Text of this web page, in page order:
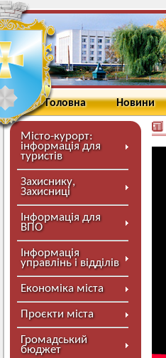
Головна Новини
Місто-курорт:
інформація для
туристів
Захиснику,
Захисниці
Інформація для
ВПО
Інформація
управлінь і відділів
Економіка міста
Проєкти міста
Громадський
бюджет